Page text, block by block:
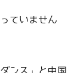
ていません
ンス」と中国